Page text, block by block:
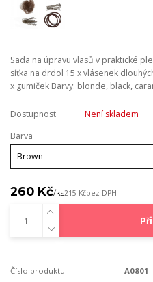
Sada na úpravu vlasů v praktické
síťka na drdol 15 x vlásenek
x gumiček Barvy: blonde, black,
Dostupnost
Není skladem
Barva
260 Kč/ks215 Kčbez DPH
Číslo produktu: A0801